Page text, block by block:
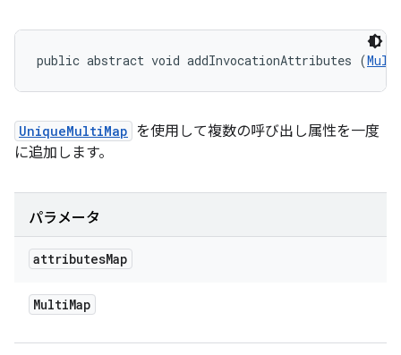
public abstract void addInvocationAttributes (
UniqueMultiMap を使用して複数の呼び出し属性を一度
に追加します。
パラメータ
attributesMap
MultiMap